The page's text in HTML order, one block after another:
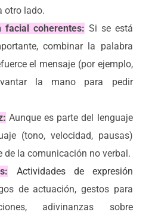
otro lado.
facial coherentes: Si se está
combinar la palabra
el mensaje (por ejemplo,
la mano para pedir
Aunque es parte del lenguaje
(tono, velocidad, pausas)
de la comunicación no verbal.
Actividades de expresión
de actuación, gestos para
adivinanzas sobre